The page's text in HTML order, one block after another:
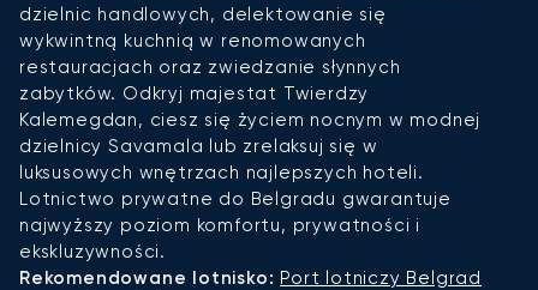
dzielnic handlowych, delektowanie się
wykwintną kuchnią w renomowanych
restauracjach oraz zwiedzanie słynnych
zabytków. Odkryj majestat Twierdzy
Kalemegdan, ciesz się życiem nocnym w modnej
dzielnicy Savamala lub zrelaksuj się w
luksusowych wnętrzach najlepszych hoteli.
Lotnictwo prywatne do Belgradu gwarantuje
najwyższy poziom komfortu, prywatności i
ekskluzywności.
Rekomendowane lotnisko: Port lotniczy Belgrad